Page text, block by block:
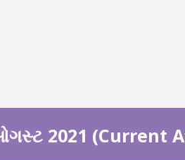
2021 (Current